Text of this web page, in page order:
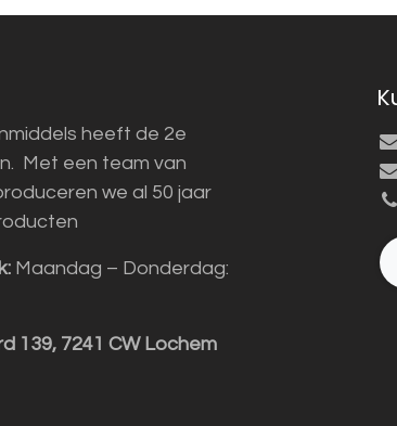
heeft de 2e
Met een team van
we al 50 jaar
Maandag – Donderdag:
139, 7241 CW Lochem